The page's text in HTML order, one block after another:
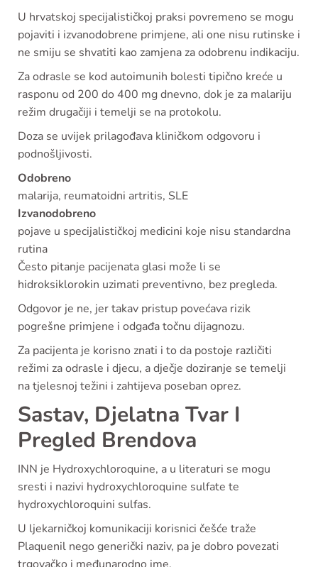
U hrvatskoj specijalističkoj praksi povremeno se mogu
pojaviti i izvanodobrene primjene, ali one nisu rutinske i
ne smiju se shvatiti kao zamjena za odobrenu indikaciju.
Za odrasle se kod autoimunih bolesti tipično kreće u
rasponu od 200 do 400 mg dnevno, dok je za malariju
režim drugačiji i temelji se na protokolu.
Doza se uvijek prilagođava kliničkom odgovoru i
podnošljivosti.
Odobreno
malarija, reumatoidni artritis, SLE
Izvanodobreno
pojave u specijalističkoj medicini koje nisu standardna
rutina
Često pitanje pacijenata glasi može li se
hidroksiklorokin uzimati preventivno, bez pregleda.
Odgovor je ne, jer takav pristup povećava rizik
pogrešne primjene i odgađa točnu dijagnozu.
Za pacijenta je korisno znati i to da postoje različiti
režimi za odrasle i djecu, a dječje doziranje se temelji
na tjelesnoj težini i zahtijeva poseban oprez.
Sastav, Djelatna Tvar I
Pregled Brendova
INN je Hydroxychloroquine, a u literaturi se mogu
sresti i nazivi hydroxychloroquine sulfate te
hydroxychloroquini sulfas.
U ljekarničkoj komunikaciji korisnici češće traže
Plaquenil nego generički naziv, pa je dobro povezati